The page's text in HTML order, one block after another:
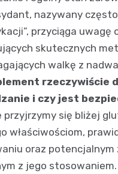
nazywany
przyciąga uwagę
skutecznych
walkę z
rzeczywiście
i czy jest
przyjrzymy się bliżej
właściwościom,
oraz potencjalnym
z jego stosowaniem.